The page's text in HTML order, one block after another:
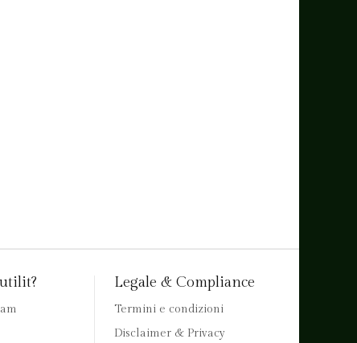
Legale & Compliance
Termini e condizioni
Disclaimer & Privacy